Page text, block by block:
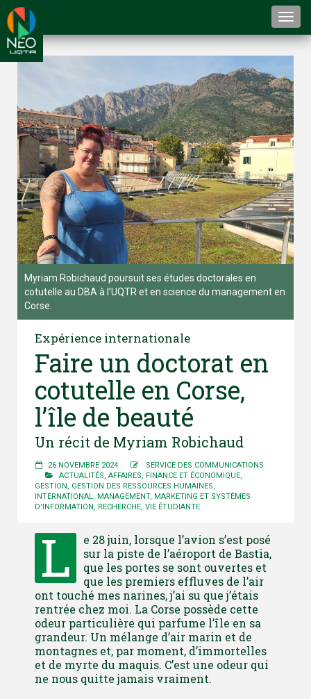
Myriam Robichaud poursuit ses études doctorales en
cotutelle au DBA à l’UQTR et en science du management en
Corse.
Expérience internationale
Faire un doctorat en
cotutelle en Corse,
l’île de beauté
Un récit de Myriam Robichaud
26 NOVEMBRE 2024
SERVICE DES COMMUNICATIONS
ACTUALITÉS, AFFAIRES, FINANCE ET ÉCONOMIQUE,
GESTION, GESTION DES RESSOURCES HUMAINES,
INTERNATIONAL, MANAGEMENT, MARKETING ET SYSTÈMES
D'INFORMATION, RECHERCHE, VIE ÉTUDIANTE
L
e 28 juin, lorsque l’avion s’est posé
sur la piste de l’aéroport de Bastia,
que les portes se sont ouvertes et
que les premiers effluves de l’air
ont touché mes narines, j’ai su que j’étais
rentrée chez moi. La Corse possède cette
odeur particulière qui parfume l’île en sa
grandeur. Un mélange d’air marin et de
montagnes et, par moment, d’immortelles
et de myrte du maquis. C’est une odeur qui
ne nous quitte jamais vraiment.